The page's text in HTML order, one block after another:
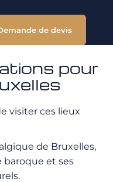
de devis
pour
visiter ces lieux
de Bruxelles,
et ses